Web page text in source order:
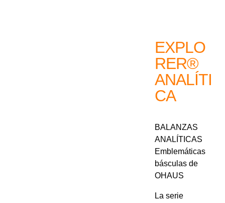
EXPLO
RER®
ANALÍTI
CA
BALANZAS
ANALÍTICAS
Emblemáticas
básculas de
OHAUS
La serie